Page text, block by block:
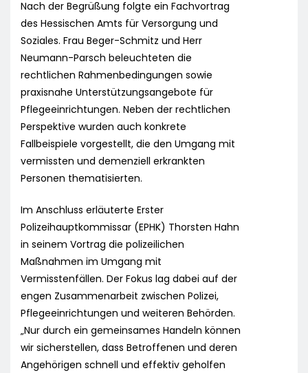
Nach der Begrüßung folgte ein Fachvortrag
des Hessischen Amts für Versorgung und
Soziales. Frau Beger-Schmitz und Herr
Neumann-Parsch beleuchteten die
rechtlichen Rahmenbedingungen sowie
praxisnahe Unterstützungsangebote für
Pflegeeinrichtungen. Neben der rechtlichen
Perspektive wurden auch konkrete
Fallbeispiele vorgestellt, die den Umgang mit
vermissten und demenziell erkrankten
Personen thematisierten.
Im Anschluss erläuterte Erster
Polizeihauptkommissar (EPHK) Thorsten Hahn
in seinem Vortrag die polizeilichen
Maßnahmen im Umgang mit
Vermisstenfällen. Der Fokus lag dabei auf der
engen Zusammenarbeit zwischen Polizei,
Pflegeeinrichtungen und weiteren Behörden.
„Nur durch ein gemeinsames Handeln können
wir sicherstellen, dass Betroffenen und deren
Angehörigen schnell und effektiv geholfen